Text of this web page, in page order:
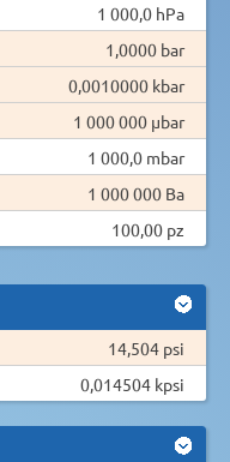
1 000,0 hPa
1,0000 bar
0,0010000 kbar
1 000 000 µbar
1 000,0 mbar
1 000 000 Ba
100,00 pz
14,504 psi
0,014504 kpsi